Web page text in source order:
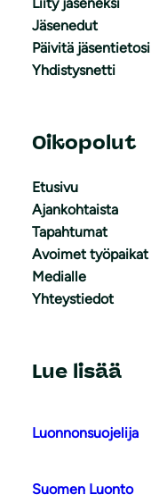
Jäsenedut
Päivitä jäsentietosi
Yhdistysnetti
Oikopolut
Etusivu
Ajankohtaista
Tapahtumat
Avoimet työpaikat
Medialle
Yhteystiedot
Lue lisää
Luonnonsuojelija
Suomen Luonto